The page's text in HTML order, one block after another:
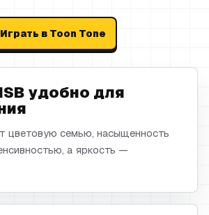
Играть в Toon Tone
удобно для
цветовую семью, насыщенность
а яркость —